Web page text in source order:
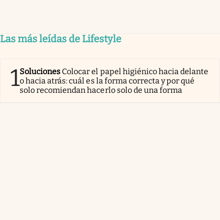
Las más leídas de Lifestyle
1Soluciones Colocar el papel higiénico hacia delante
o hacia atrás: cuál es la forma correcta y por qué
solo recomiendan hacerlo solo de una forma